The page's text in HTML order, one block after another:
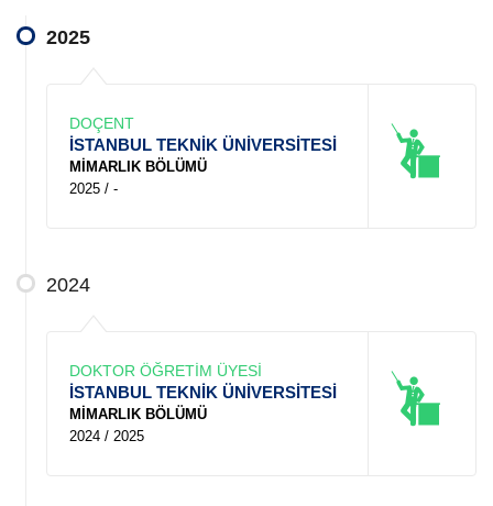
2025
DOÇENT
İSTANBUL TEKNİK ÜNİVERSİTESİ
MİMARLIK BÖLÜMÜ
2025 / -
2024
DOKTOR ÖĞRETİM ÜYESİ
İSTANBUL TEKNİK ÜNİVERSİTESİ
MİMARLIK BÖLÜMÜ
2024 / 2025